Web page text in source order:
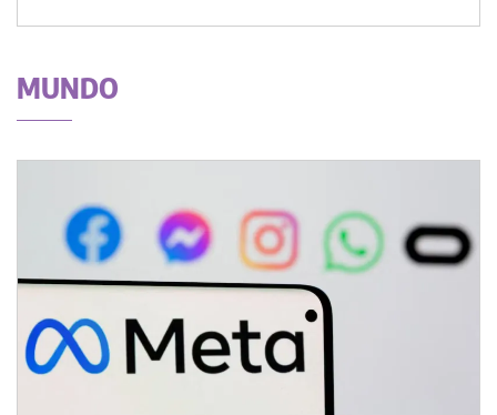
MUNDO